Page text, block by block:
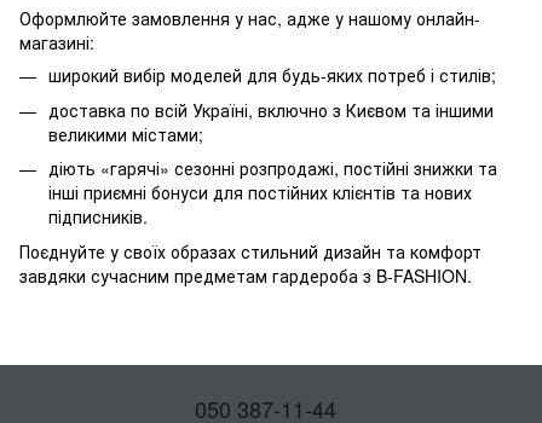
Оформлюйте замовлення у нас, адже у нашому онлайн-
магазині:
широкий вибір моделей для будь-яких потреб і стилів;
доставка по всій Україні, включно з Києвом та іншими
великими містами;
діють «гарячі» сезонні розпродажі, постійні знижки та
інші приємні бонуси для постійних клієнтів та нових
підписників.
Поєднуйте у своїх образах стильний дизайн та комфорт
завдяки сучасним предметам гардероба з B-FASHION.
050 387-11-44